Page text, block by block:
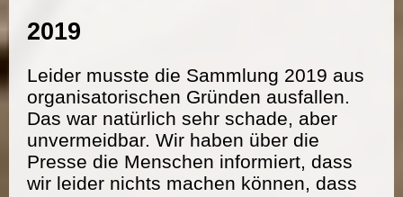
2019
Leider musste die Sammlung 2019 aus
organisatorischen Gründen ausfallen.
Das war natürlich sehr schade, aber
unvermeidbar. Wir haben über die
Presse die Menschen informiert, dass
wir leider nichts machen können, dass